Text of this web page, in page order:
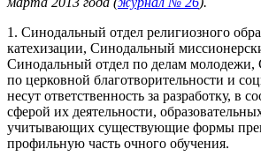
1. Синодальный отдел религиозного
катехизации, Синодальный
Синодальный отдел по делам молодежи,
по церковной благотворительности и
несут ответственность за разработку, в
сферой их деятельности,
учитывающих существующие формы
профильную часть очного обучения.